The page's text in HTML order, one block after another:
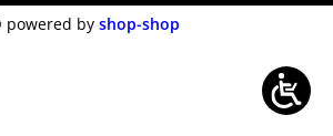
powered by shop-shop